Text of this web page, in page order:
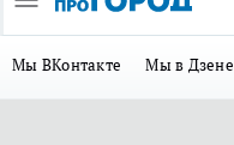
Мы ВКонтакте Мы в Дзене